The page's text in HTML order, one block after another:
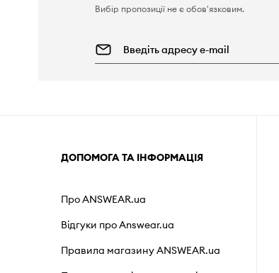
Вибір пропозиції не є обов'язковим.
ДОПОМОГА ТА ІНФОРМАЦІЯ
Про ANSWEAR.ua
Відгуки про Answear.ua
Правила магазину ANSWEAR.ua